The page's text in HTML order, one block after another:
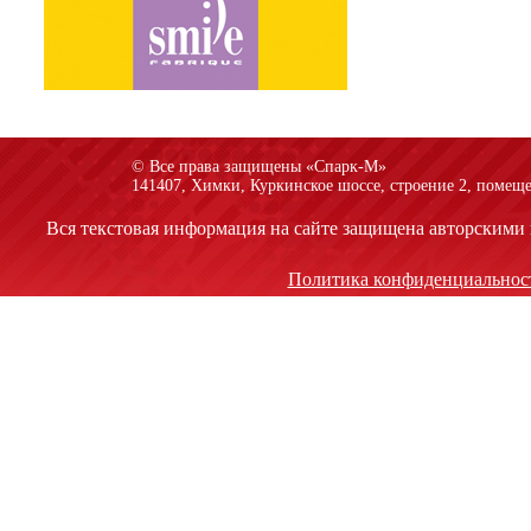
© Все права защищены «Спарк-M»
141407, Химки, Куркинское шоссе, строение 2,
Вся текстовая информация на сайте защищена
Политика